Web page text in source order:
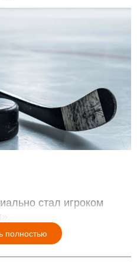
стал игроком
полностью